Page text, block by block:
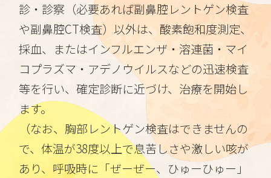
診・診察（必要あれば副鼻腔レントゲン検査
や副鼻腔CT検査）以外は、酸素飽和度測定、
採血、またはインフルエンザ・溶連菌・マイ
コプラズマ・アデノウイルスなどの迅速検査
等を行い、確定診断に近づけ、治療を開始し
ます。
（なお、胸部レントゲン検査はできませんの
で、体温が38度以上で息苦しさや激しい咳が
あり、呼吸時に「ぜーぜー、ひゅーひゅー」